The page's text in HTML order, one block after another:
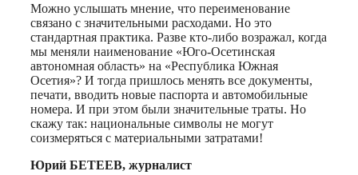
Можно услышать мнение, что переименование
связано с значительными расходами. Но это
стандартная практика. Разве кто-либо возражал, когда
мы меняли наименование «Юго-Осетинская
автономная область» на «Республика Южная
Осетия»? И тогда пришлось менять все документы,
печати, вводить новые паспорта и автомобильные
номера. И при этом были значительные траты. Но
скажу так: национальные символы не могут
соизмеряться с материальными затратами!
Юрий БЕТЕЕВ, журналист